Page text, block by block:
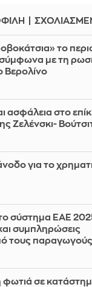
το
με τη
Βερολίνο
ασφάλεια στο
Ζελένσκι-
για το
σύστημα ΕΑΕ
συμπληρώσεις
τους παραγωγούς
φωτιά σε